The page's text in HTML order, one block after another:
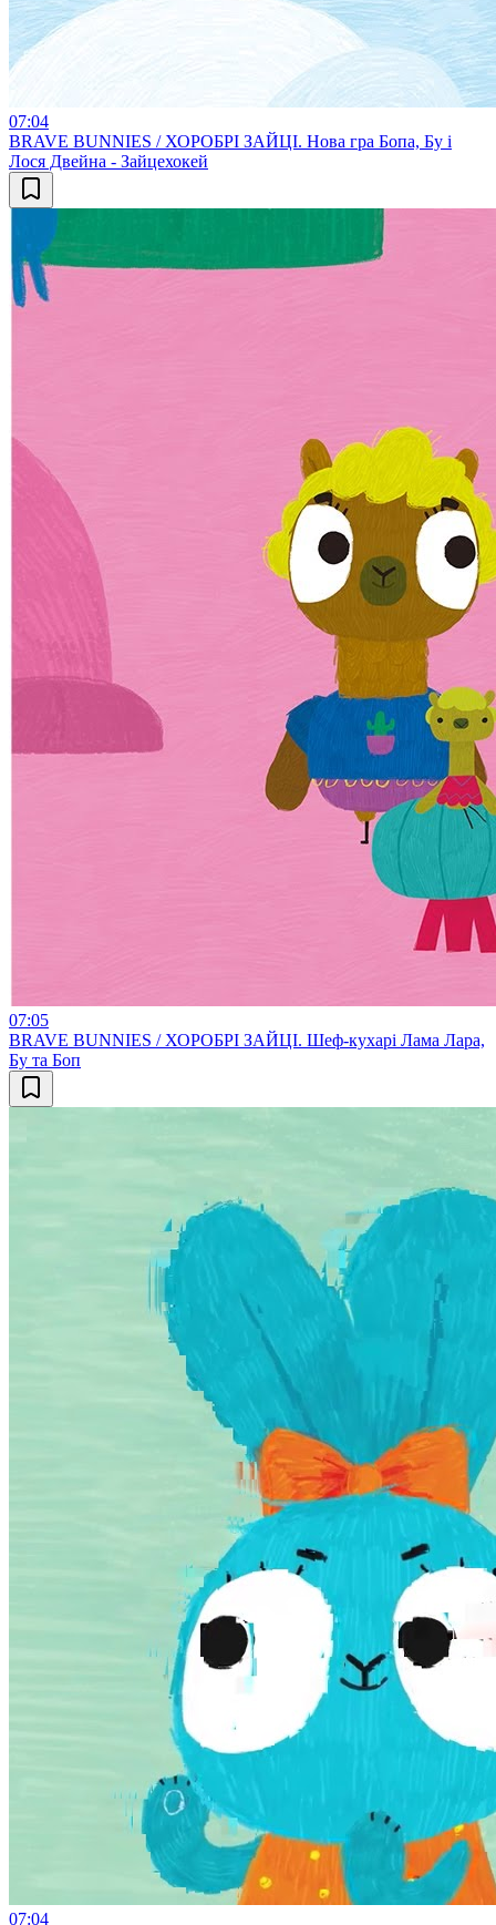
07:04
BRAVE BUNNIES / ХОРОБРІ ЗАЙЦІ. Нова гра Бопа, Бу і
Лося Двейна - Зайцехокей
07:05
BRAVE BUNNIES / ХОРОБРІ ЗАЙЦІ. Шеф-кухарі Лама Лара,
Бу та Боп
07:04